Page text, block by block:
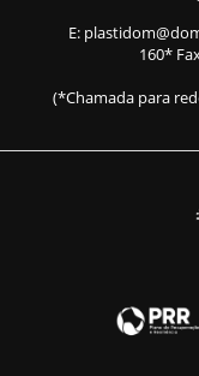
E:
160*
(*Chamada para